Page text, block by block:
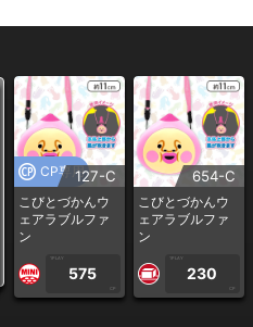
CP専用127-C
こびとづかんウ
ェアラブルファ
ン
1PLAY
575
CP
654-C
こびとづかんウ
ェアラブルファ
ン
1PLAY
230
CP